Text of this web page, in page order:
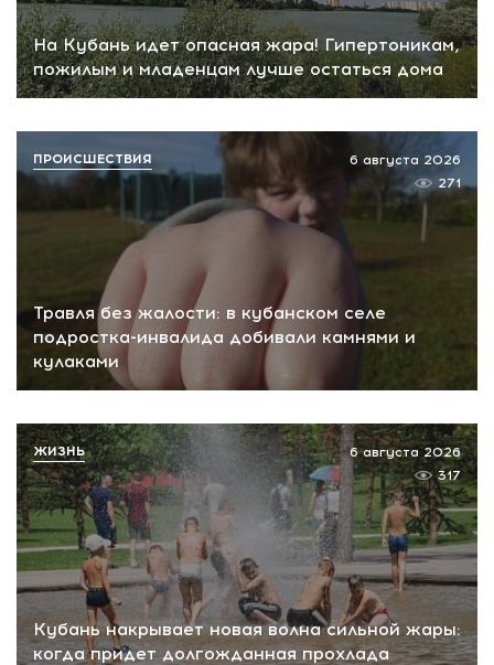
На Кубань идет опасная жара! Гипертоникам,
пожилым и младенцам лучше остаться дома
Травля без жалости: в кубанском селе
подростка-инвалида добивали камнями и
кулаками
6 августа 2026
271
ПРОИСШЕСТВИЯ
Кубань накрывает новая волна сильной жары:
когда придет долгожданная прохлада
6 августа 2026
317
ЖИЗНЬ